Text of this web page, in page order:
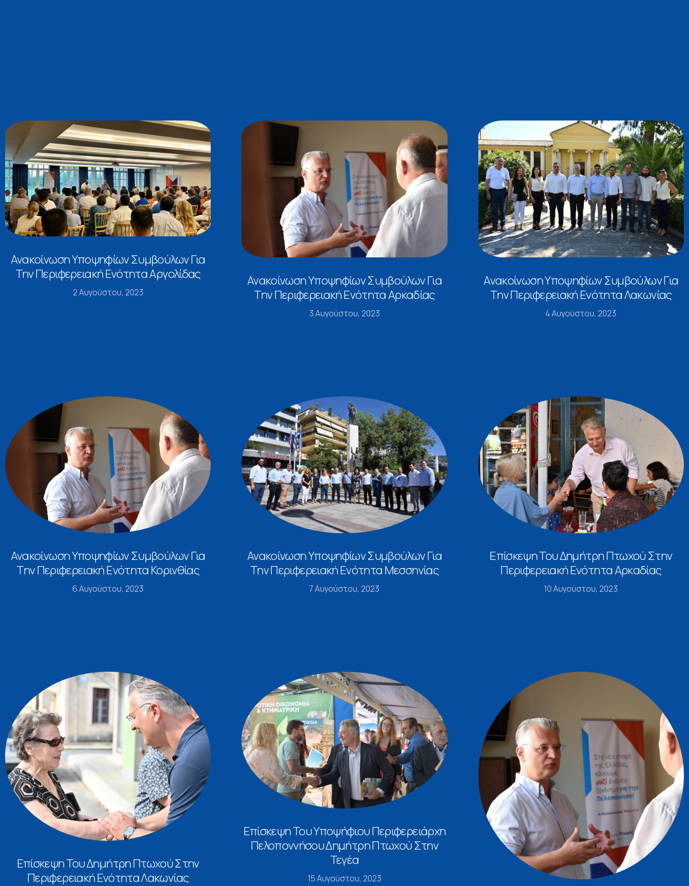
Ανακοίνωση Υποψηφίων Συμβούλων Για
Την Περιφερειακή Ενότητα Αργολίδας
2 Αυγούστου, 2023
Ανακοίνωση Υποψηφίων Συμβούλων Για
Την Περιφερειακή Ενότητα Αρκαδίας
3 Αυγούστου, 2023
Ανακοίνωση Υποψηφίων Συμβούλων Για
Την Περιφερειακή Ενότητα Λακωνίας
4 Αυγούστου, 2023
Ανακοίνωση Υποψηφίων Συμβούλων Για
Την Περιφερειακή Ενότητα Κορινθίας
6 Αυγούστου, 2023
Ανακοίνωση Υποψηφίων Συμβούλων Για
Την Περιφερειακή Ενότητα Μεσσηνίας
7 Αυγούστου, 2023
Επίσκεψη Του Δημήτρη Πτωχού Στην
Περιφερειακή Ενότητα Αρκαδίας
10 Αυγούστου, 2023
Επίσκεψη Του Δημήτρη Πτωχού Στην
Περιφερειακή Ενότητα Λακωνίας
Επίσκεψη Του Υποψήφιου Περιφερειάρχη
Πελοποννήσου Δημήτρη Πτωχού Στην
Τεγέα
15 Αυγούστου, 2023